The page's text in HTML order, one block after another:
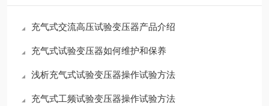
充气式交流高压试验变压器产品介绍
充气式试验变压器如何维护和保养
浅析充气式试验变压器操作试验方法
充气式工频试验变压器操作试验方法